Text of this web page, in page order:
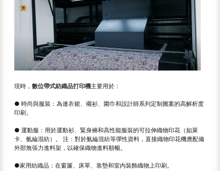
現時， 數位帶式紡織品打印機主要用於：
● 時尚與服裝：為連衣裙、襯衫、圍巾和設計師系列定制圖案的高解析度
印刷。
● 運動服：用於運動衫、緊身褲和高性能服裝的可拉伸織物印花（如萊
卡、氨綸混紡）。 注：對於氨綸混紡等彈性資料，直接織物印花機應配備
外部無張力進料架，以確保織物進料順暢。
●家用紡織品：在窗簾、床單、靠墊和室內裝飾織物上印刷。